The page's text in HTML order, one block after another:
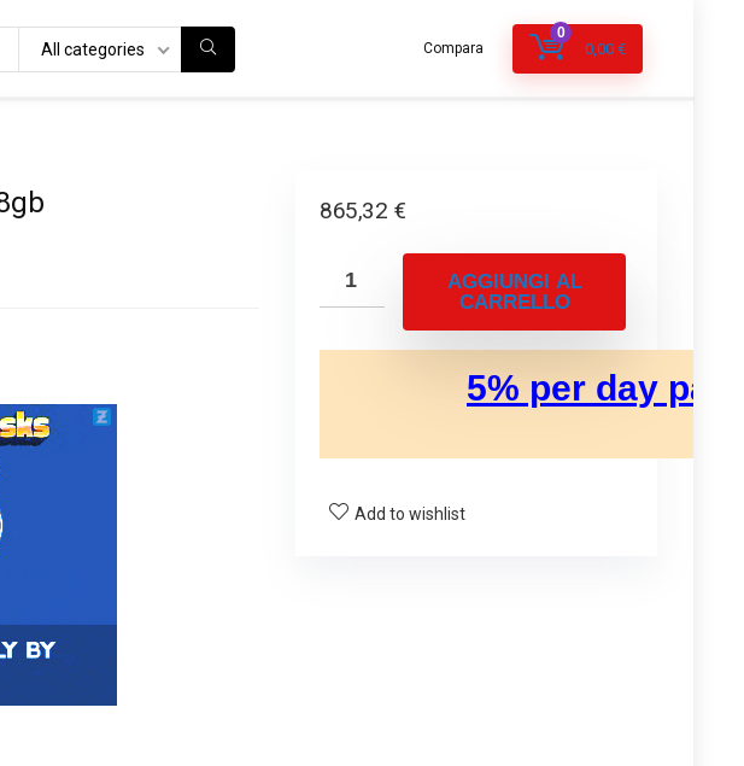
All categories Compara
0
0,00 €
865,32 €
AGGIUNGI AL
CARRELLO
Add to wishlist